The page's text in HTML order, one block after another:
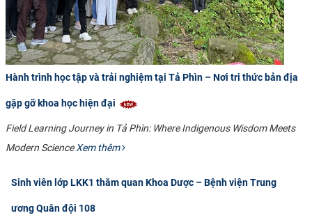
Hành trình học tập và trải nghiệm tại Tả Phìn – Nơi tri thức bản địa
gặp gỡ khoa học hiện đại
Field Learning Journey in Tả Phìn: Where Indigenous Wisdom Meets
Modern ScienceXem thêm
Sinh viên lớp LKK1 thăm quan Khoa Dược – Bệnh viện Trung
ương Quân đội 108